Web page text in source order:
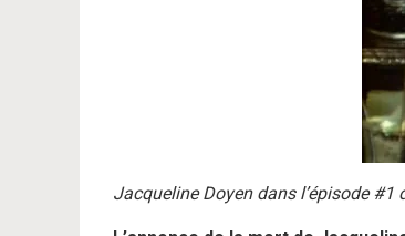
Jacqueline Doyen dans l’épisode #1